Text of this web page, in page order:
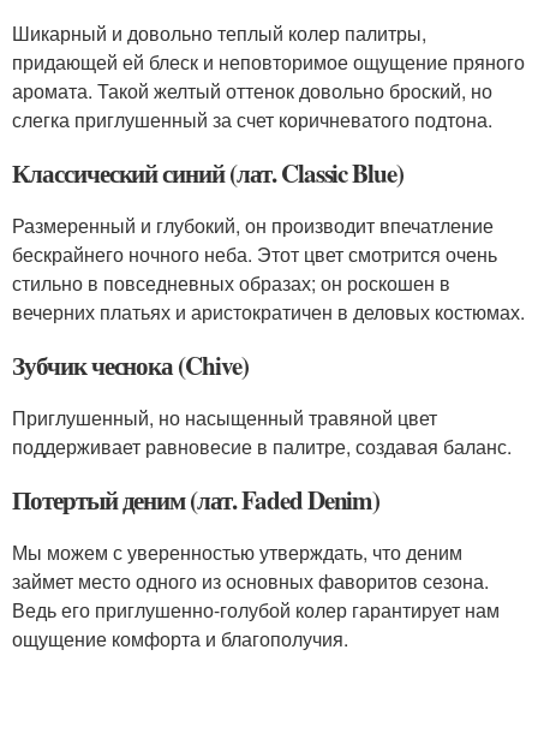
Шикарный и довольно теплый колер палитры,
придающей ей блеск и неповторимое ощущение пряного
аромата. Такой желтый оттенок довольно броский, но
слегка приглушенный за счет коричневатого подтона.
Классический синий (лат. Classic Blue)
Размеренный и глубокий, он производит впечатление
бескрайнего ночного неба. Этот цвет смотрится очень
стильно в повседневных образах; он роскошен в
вечерних платьях и аристократичен в деловых костюмах.
Зубчик чеснока (Chive)
Приглушенный, но насыщенный травяной цвет
поддерживает равновесие в палитре, создавая баланс.
Потертый деним (лат. Faded Denim)
Мы можем с уверенностью утверждать, что деним
займет место одного из основных фаворитов сезона.
Ведь его приглушенно-голубой колер гарантирует нам
ощущение комфорта и благополучия.